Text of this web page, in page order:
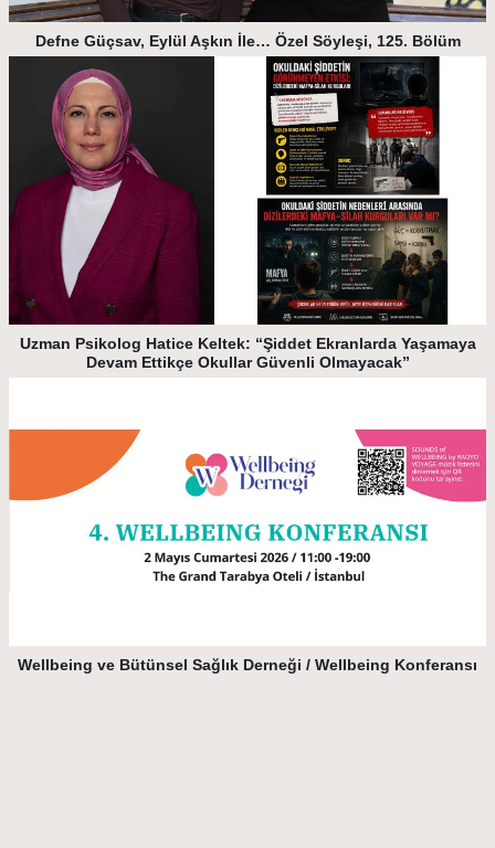
Defne Güçsav, Eylül Aşkın İle… Özel Söyleşi, 125. Bölüm
Uzman Psikolog Hatice Keltek: “Şiddet Ekranlarda Yaşamaya
Devam Ettikçe Okullar Güvenli Olmayacak”
Wellbeing ve Bütünsel Sağlık Derneği / Wellbeing Konferansı